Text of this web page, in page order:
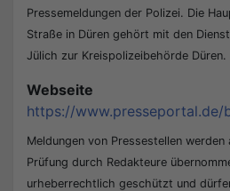
Pressemeldungen der Polizei. Die
Straße in Düren gehört mit den
Jülich zur Kreispolizeibehörde Düren.
Webseite
https://www.presseportal.de/
Meldungen von Pressestellen
Prüfung durch Redakteure
urheberrechtlich geschützt und